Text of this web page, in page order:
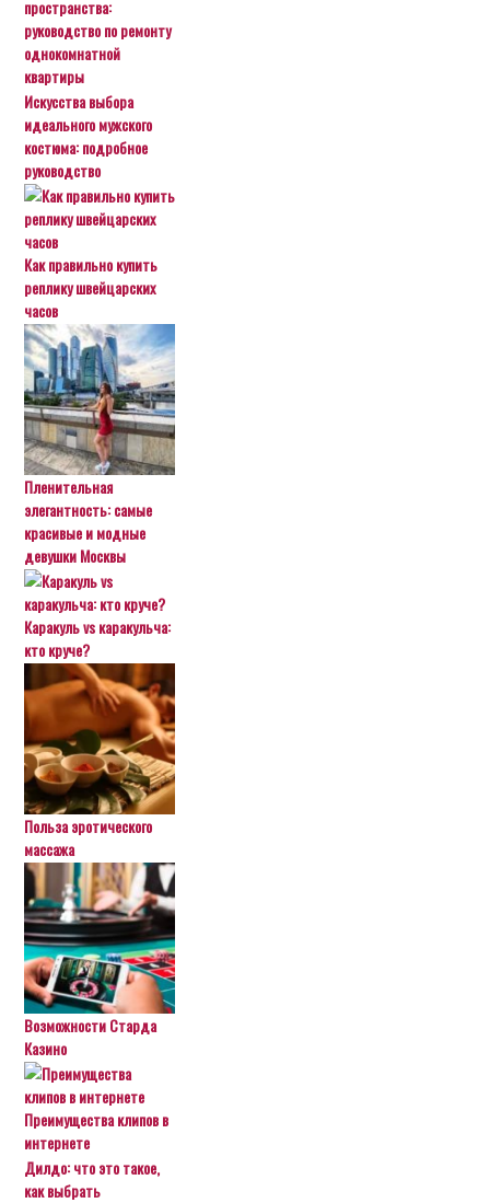
пространства:
руководство по ремонту
однокомнатной
квартиры
Искусства выбора
идеального мужского
костюма: подробное
руководство
Как правильно купить
реплику швейцарских
часов
Пленительная
элегантность: самые
красивые и модные
девушки Москвы
Каракуль vs каракульча:
кто круче?
Польза эротического
массажа
Возможности Старда
Казино
Преимущества клипов в
интернете
Дилдо: что это такое,
как выбрать